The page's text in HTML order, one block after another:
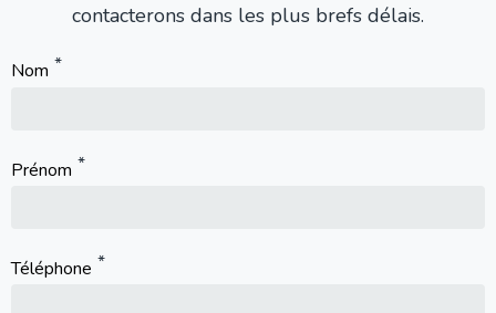
contacterons dans les plus brefs délais.
Nom
Prénom
Téléphone